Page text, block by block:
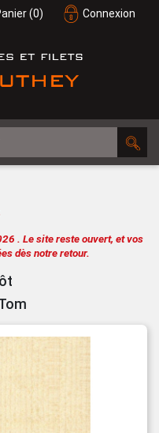
Connexion
(0)
. Le site reste ouvert, et vos
dès notre retour.